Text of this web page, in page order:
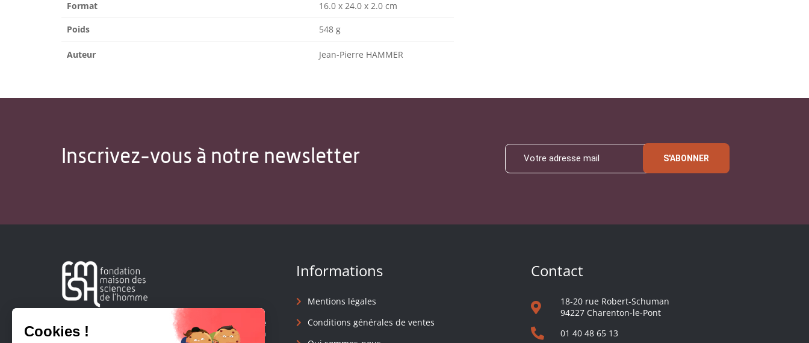
Format 16.0 x 24.0 x 2.0 cm
Poids 548 g
Auteur Jean-Pierre HAMMER
Inscrivez-vous à notre newsletter S'ABONNER
Créée en 1963, la Fondation Maison Sciences de l'Homme
soutient la recherche et la diffusion des connaissances en
Informations
Mentions légales
Conditions générales de ventes
Contact
18-20 rue Robert-Schuman
94227 Charenton-le-Pont
01 40 48 65 13